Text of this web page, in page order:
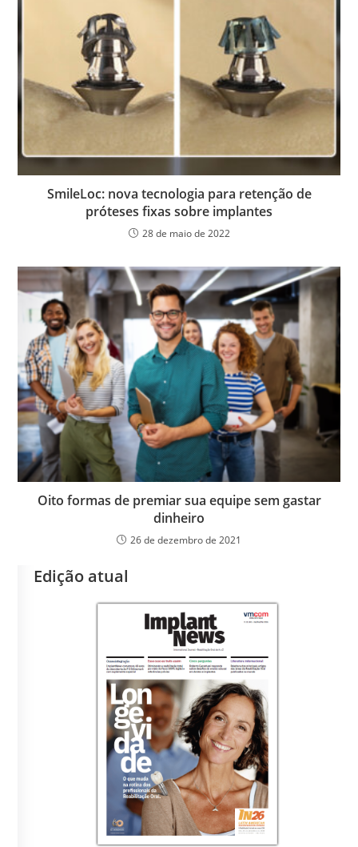
SmileLoc: nova tecnologia para retenção de
próteses fixas sobre implantes
28 de maio de 2022
Oito formas de premiar sua equipe sem gastar
dinheiro
26 de dezembro de 2021
Edição atual